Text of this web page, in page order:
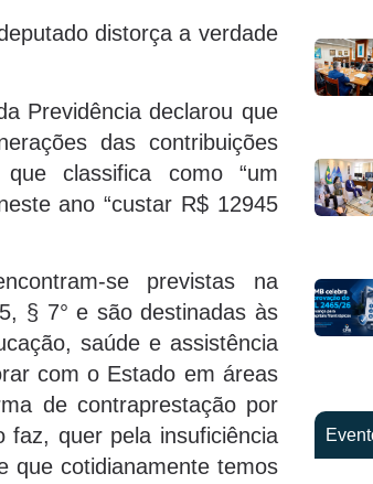
distorça a verdade
Previdência declarou que
das contribuições
que classifica como “um
ano “custar R$ 12945
se previstas na
§ 7° e são destinadas às
saúde e assistência
com o Estado em áreas
de contraprestação por
quer pela insuficiência
que cotidianamente temos